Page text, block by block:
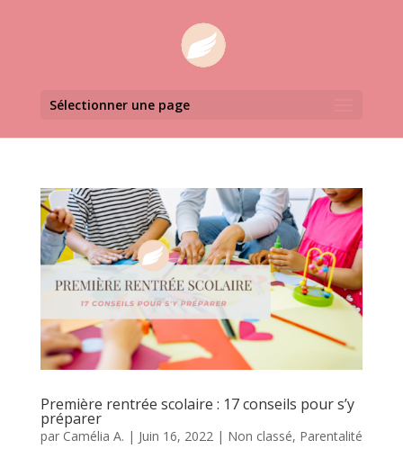
Sélectionner une page
Première rentrée scolaire : 17 conseils pour s’y
préparer
par Camélia A. | Juin 16, 2022 | Non classé, Parentalité